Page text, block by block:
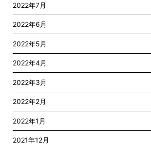
2022年7月
2022年6月
2022年5月
2022年4月
2022年3月
2022年2月
2022年1月
2021年12月